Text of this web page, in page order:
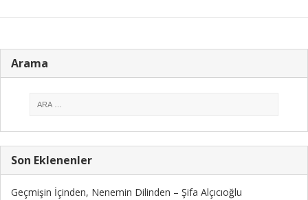
Arama
Son Eklenenler
Geçmişin İçinden, Nenemin Dilinden – Şifa Alçıcıoğlu